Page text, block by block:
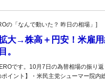
の「なんで動いた？ 昨日の相場」]
大→株高＋円安！米雇
。
です。10月7日の為替相場の振り
イント】・米民主党シューマー院内